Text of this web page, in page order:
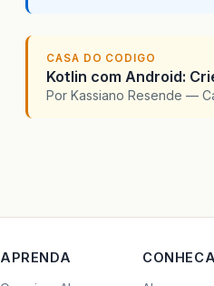
CASA DO CODIGO
Kotlin com Android:
Por Kassiano Resende —
APRENDA